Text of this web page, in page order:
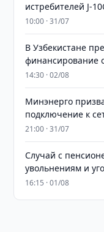
истребителей J-
10:00 · 31/07
В Узбекистане
финансирование
14:30 · 02/08
Минэнерго
подключение к
21:00 · 31/07
Случай с
увольнениям и
16:15 · 01/08